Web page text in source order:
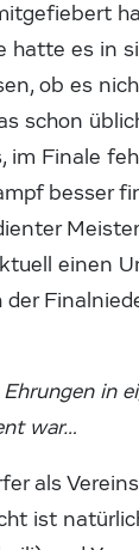
hatte es in
ob es
schon
im Finale
besser
einen
in
war…
als
ist